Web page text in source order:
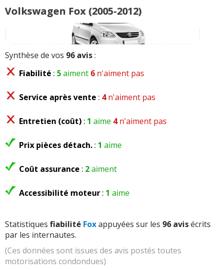
Volkswagen Fox (2005-2012)
Synthèse de vos 96 avis:
Fiabilité : 5aiment 6 n'aiment pas
Service après vente : 4n'aiment pas
Entretien (coût): 1 aime 4n'aiment pas
Prix pièces détach.: 1 aime
Coût assurance : 2aiment
Accessibilité moteur: 1 aime
Statistiques fiabilité Foxappuyées sur les 96 avisécrits
par les internautes.
(Ces données sont issues des avis postés toutes
motorisations condondues)